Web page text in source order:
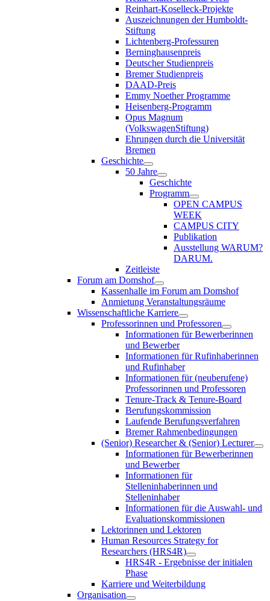
Reinhart-Koselleck-Projekte
Auszeichnungen der Humboldt-
Stiftung
Lichtenberg-Professuren
Berninghausenpreis
Deutscher Studienpreis
Bremer Studienpreis
DAAD-Preis
Emmy Noether Programme
Heisenberg-Programm
Opus Magnum
(VolkswagenStiftung)
Ehrungen durch die Universität
Bremen
Geschichte
50 Jahre
Geschichte
Programm
OPEN CAMPUS
WEEK
CAMPUS CITY
Publikation
Ausstellung WARUM?
DARUM.
Zeitleiste
Forum am Domshof
Kassenhalle im Forum am Domshof
Anmietung Veranstaltungsräume
Wissenschaftliche Karriere
Professorinnen und Professoren
Informationen für Bewerberinnen
und Bewerber
Informationen für Rufinhaberinnen
und Rufinhaber
Informationen für (neuberufene)
Professorinnen und Professoren
Tenure-Track & Tenure-Board
Berufungskommission
Laufende Berufungsverfahren
Bremer Rahmenbedingungen
(Senior) Researcher & (Senior) Lecturer
Informationen für Bewerberinnen
und Bewerber
Informationen für
Stelleninhaberinnen und
Stelleninhaber
Informationen für die Auswahl- und
Evaluationskommissionen
Lektorinnen und Lektoren
Human Resources Strategy for
Researchers (HRS4R)
HRS4R - Ergebnisse der initialen
Phase
Karriere und Weiterbildung
Organisation